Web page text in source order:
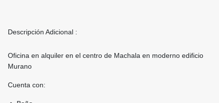
Descripción Adicional :
Oficina en alquiler en el centro de Machala en moderno edificio
Murano
Cuenta con: